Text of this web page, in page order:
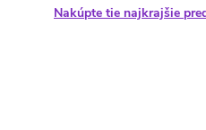
Nakúpte tie najkrajšie